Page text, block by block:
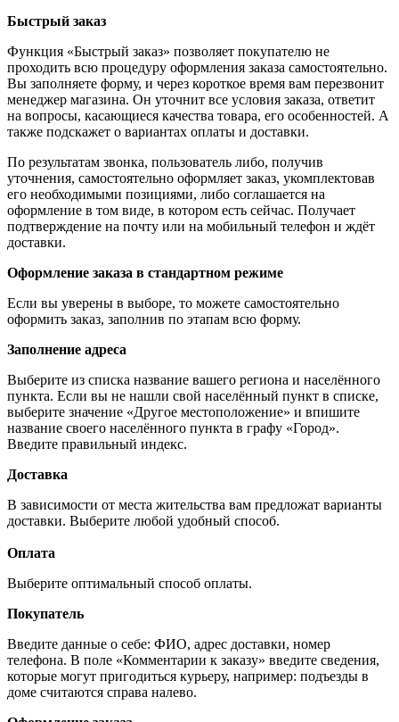
Быстрый заказ
Функция «Быстрый заказ» позволяет покупателю не
проходить всю процедуру оформления заказа самостоятельно.
Вы заполняете форму, и через короткое время вам перезвонит
менеджер магазина. Он уточнит все условия заказа, ответит
на вопросы, касающиеся качества товара, его особенностей. А
также подскажет о вариантах оплаты и доставки.
По результатам звонка, пользователь либо, получив
уточнения, самостоятельно оформляет заказ, укомплектовав
его необходимыми позициями, либо соглашается на
оформление в том виде, в котором есть сейчас. Получает
подтверждение на почту или на мобильный телефон и ждёт
доставки.
Оформление заказа в стандартном режиме
Если вы уверены в выборе, то можете самостоятельно
оформить заказ, заполнив по этапам всю форму.
Заполнение адреса
Выберите из списка название вашего региона и населённого
пункта. Если вы не нашли свой населённый пункт в списке,
выберите значение «Другое местоположение» и впишите
название своего населённого пункта в графу «Город».
Введите правильный индекс.
Доставка
В зависимости от места жительства вам предложат варианты
доставки. Выберите любой удобный способ.
Оплата
Выберите оптимальный способ оплаты.
Покупатель
Введите данные о себе: ФИО, адрес доставки, номер
телефона. В поле «Комментарии к заказу» введите сведения,
которые могут пригодиться курьеру, например: подъезды в
доме считаются справа налево.